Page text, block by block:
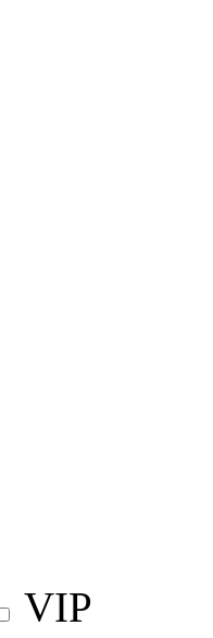
VIP